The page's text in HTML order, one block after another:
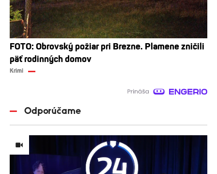
FOTO: Obrovský požiar pri Brezne. Plamene zničili
päť rodinných domov
Krimi
Odporúčame